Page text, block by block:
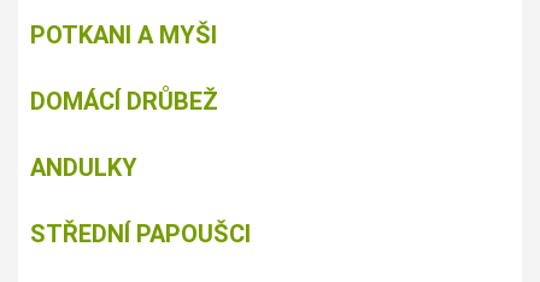
POTKANI A MYŠI
DOMÁCÍ DRŮBEŽ
ANDULKY
STŘEDNÍ PAPOUŠCI